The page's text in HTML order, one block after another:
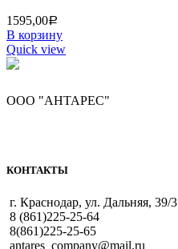
1595,00Р
В корзину
Quick view
ООО "АНТАРЕС"
КОНТАКТЫ
г. Краснодар, ул. Дальняя, 39/3
8 (861)225-25-64
8(861)225-25-65
antares_company@mail.ru